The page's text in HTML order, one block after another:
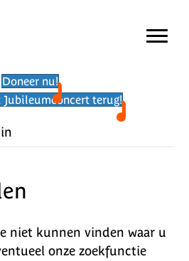
Doneer nu!
terug!
niet kunnen vinden waar u
onze zoekfunctie